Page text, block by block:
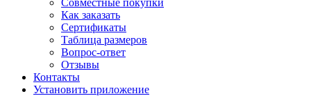
Совместные покупки
Как заказать
Сертификаты
Таблица размеров
Вопрос-ответ
Отзывы
Контакты
Установить приложение